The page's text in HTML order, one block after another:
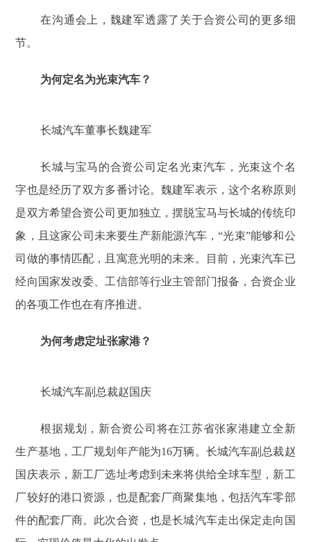
在沟通会上，魏建军透露了关于合资公司的更多细
节。
为何定名为光束汽车？
长城汽车董事长魏建军
长城与宝马的合资公司定名光束汽车，光束这个名
字也是经历了双方多番讨论。魏建军表示，这个名称原则
是双方希望合资公司更加独立，摆脱宝马与长城的传统印
象，且这家公司未来要生产新能源汽车，“光束”能够和公
司做的事情匹配，且寓意光明的未来。目前，光束汽车已
经向国家发改委、工信部等行业主管部门报备，合资企业
的各项工作也在有序推进。
为何考虑定址张家港？
长城汽车副总裁赵国庆
根据规划，新合资公司将在江苏省张家港建立全新
生产基地，工厂规划年产能为16万辆。长城汽车副总裁赵
国庆表示，新工厂选址考虑到未来将供给全球车型，新工
厂较好的港口资源，也是配套厂商聚集地，包括汽车零部
件的配套厂商。此次合资，也是长城汽车走出保定走向国